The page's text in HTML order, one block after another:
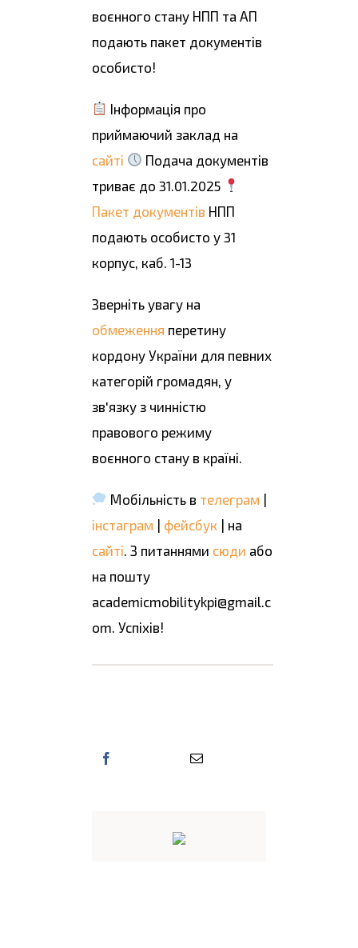
воєнного стану НПП та АП
подають пакет документів
особисто!
Інформація про
приймаючий заклад на
сайті
Подача документів
триває до 31.01.2025
Пакет документів НПП
подають особисто у 31
корпус, каб. 1-13
Зверніть увагу на
обмеження перетину
кордону України для певних
категорій громадян, у
зв'язку з чинністю
правового режиму
воєнного стану в країні.
Мобільність в телеграм |
інстаграм | фейсбук | на
сайті . З питаннями сюди або
на пошту
academicmobilitykpi@gmail.c
om. Успіхів!